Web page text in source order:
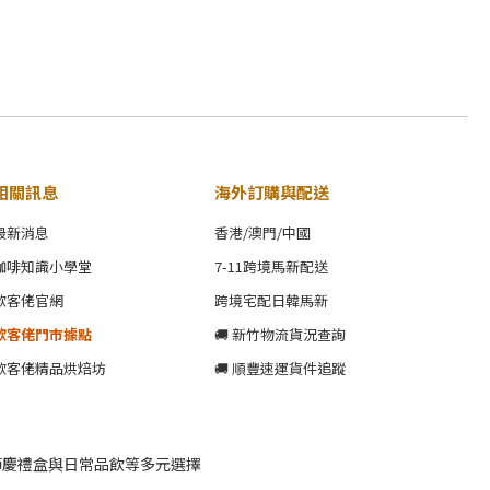
關訊息
新消息
啡知識小學堂
客佬官網
客佬門市據點
客佬精品烘焙坊
海外訂購與配送
香港/澳門/中國
7-11跨境馬新配送
跨境宅配日韓馬新
🚚 新竹物流貨況查詢
🚚 順豐速運貨件追蹤
禮盒與日常品飲等多元選擇